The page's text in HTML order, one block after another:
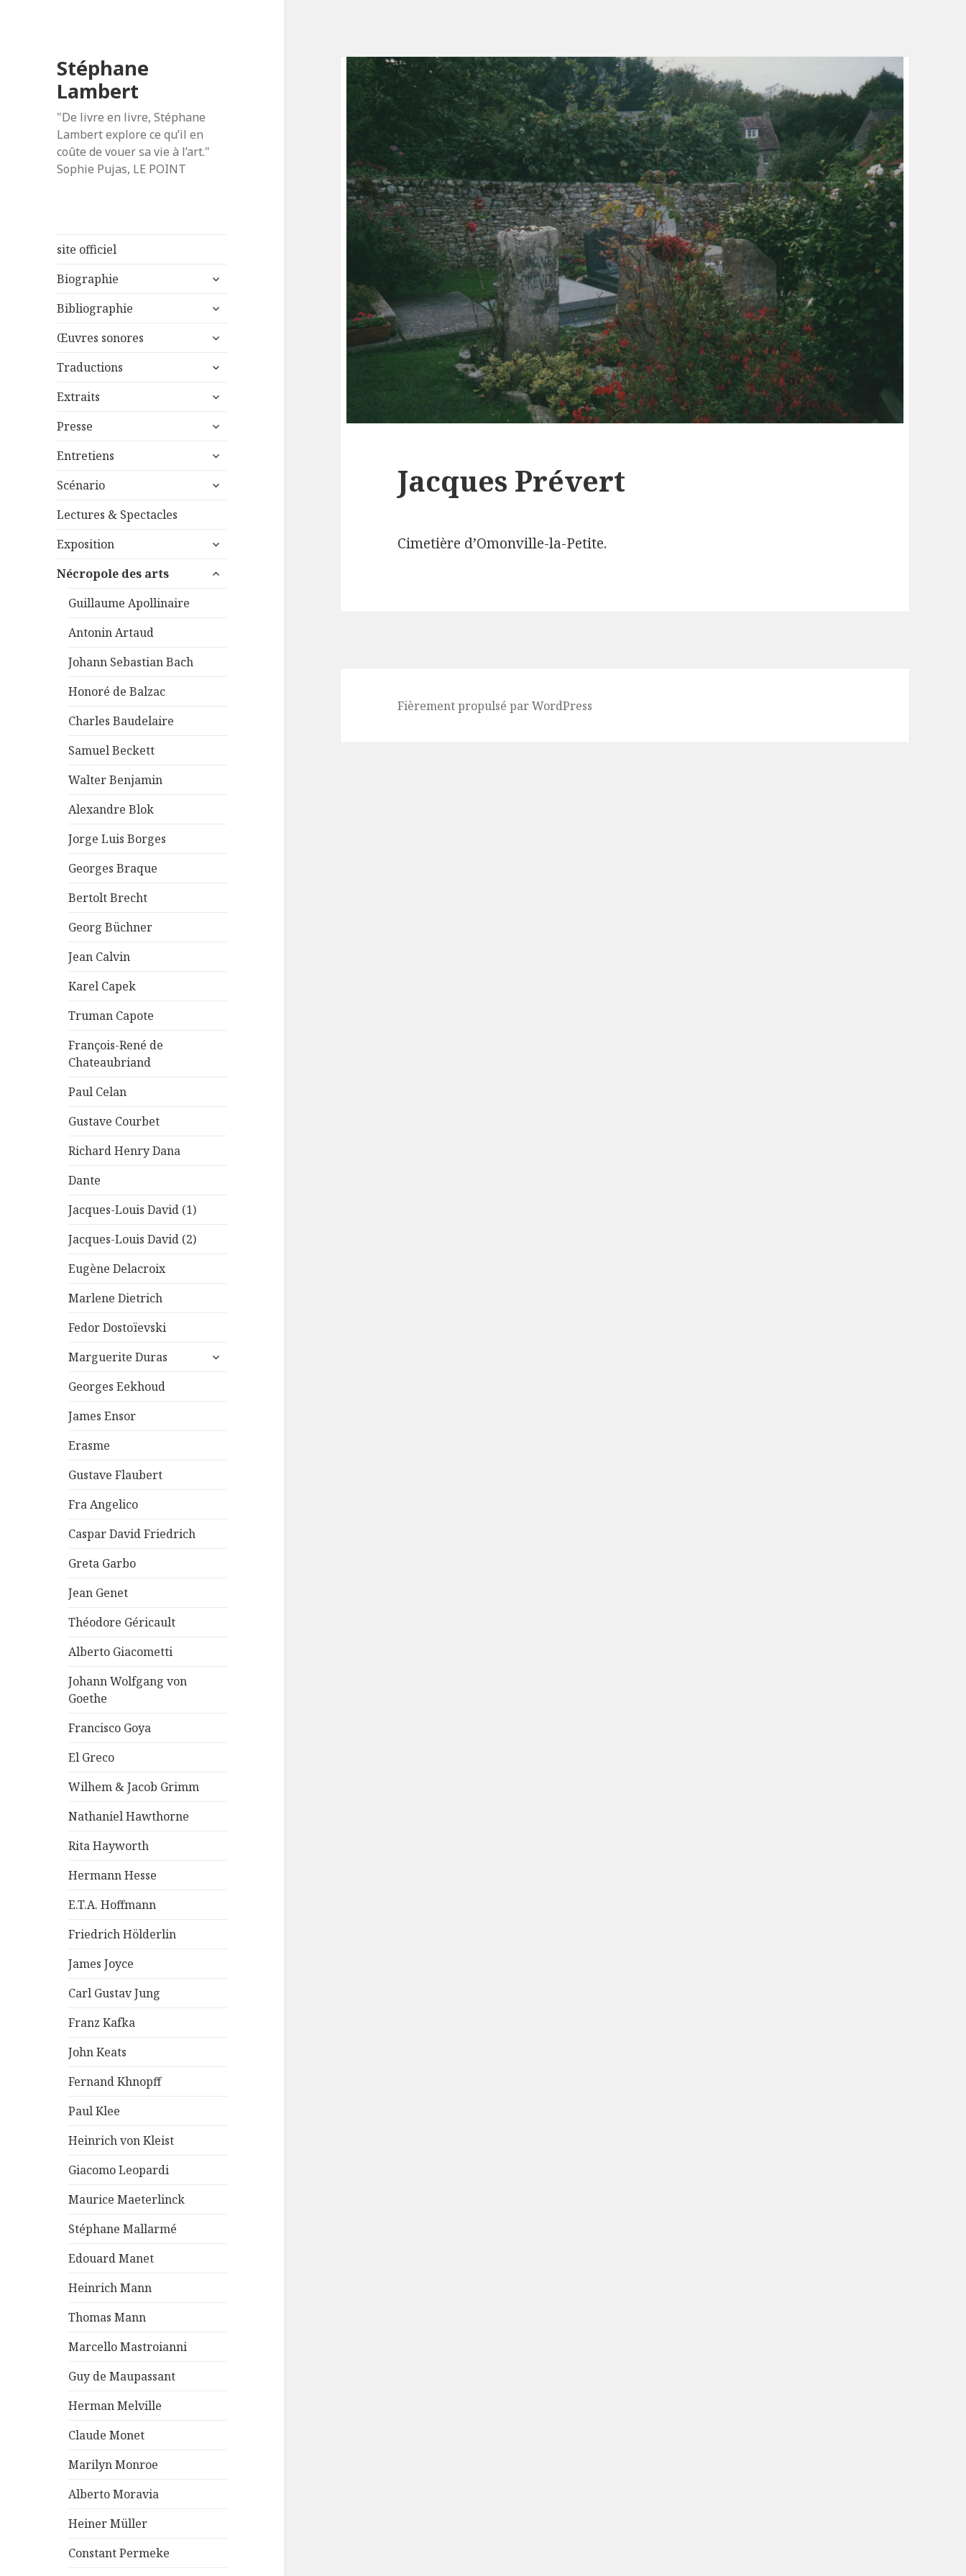
Stéphane
Lambert
"De livre en livre, Stéphane
Lambert explore ce qu’il en
coûte de vouer sa vie à l’art."
Sophie Pujas, LE POINT
site officiel
Biographie
ouvrir
sous-
Bibliographie
ouvrir
sous-
Œuvres sonores
ouvrir
sous-
Traductions
ouvrir
sous-
Extraits
ouvrir
sous-
Presse
ouvrir
sous-
Entretiens
ouvrir
sous-
Scénario
ouvrir
Lectures & Spectacles
Exposition
ouvrir
sous-
Nécropole des arts
ouvrir
Guillaume Apollinaire
Antonin Artaud
Johann Sebastian Bach
Honoré de Balzac
Charles Baudelaire
Samuel Beckett
Walter Benjamin
Alexandre Blok
Jorge Luis Borges
Georges Braque
Bertolt Brecht
Georg Büchner
Jean Calvin
Karel Capek
Truman Capote
François-René de
Chateaubriand
Paul Celan
Gustave Courbet
Richard Henry Dana
Dante
Jacques-Louis David (1)
Jacques-Louis David (2)
Eugène Delacroix
Marlene Dietrich
Fedor Dostoïevski
Marguerite Duras
ouvrir
Georges Eekhoud
James Ensor
Erasme
Gustave Flaubert
Fra Angelico
Caspar David Friedrich
Greta Garbo
Jean Genet
Théodore Géricault
Alberto Giacometti
Johann Wolfgang von
Goethe
Francisco Goya
El Greco
Wilhem & Jacob Grimm
Nathaniel Hawthorne
Rita Hayworth
Hermann Hesse
E.T.A. Hoffmann
Friedrich Hölderlin
James Joyce
Carl Gustav Jung
Franz Kafka
John Keats
Fernand Khnopff
Paul Klee
Heinrich von Kleist
Giacomo Leopardi
Maurice Maeterlinck
Stéphane Mallarmé
Edouard Manet
Heinrich Mann
Thomas Mann
Marcello Mastroianni
Guy de Maupassant
Herman Melville
Claude Monet
Marilyn Monroe
Alberto Moravia
Heiner Müller
Constant Permeke
Jacques Prévert
Cimetière d’Omonville-la-Petite.
Fièrement propulsé par WordPress